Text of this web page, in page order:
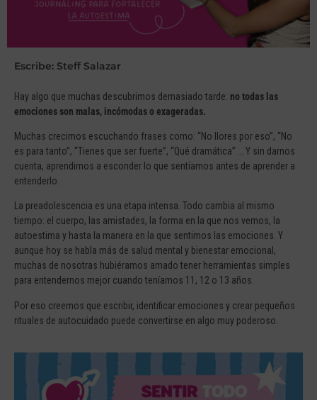
Escribe: Steff Salazar
Hay algo que muchas descubrimos demasiado tarde: no todas las
emociones son malas, incómodas o exageradas.
Muchas crecimos escuchando frases como: “No llores por eso”, “No
es para tanto”, “Tienes que ser fuerte”, “Qué dramática” … Y sin darnos
cuenta, aprendimos a esconder lo que sentíamos antes de aprender a
entenderlo.
La preadolescencia es una etapa intensa. Todo cambia al mismo
tiempo: el cuerpo, las amistades, la forma en la que nos vemos, la
autoestima y hasta la manera en la que sentimos las emociones. Y
aunque hoy se habla más de salud mental y bienestar emocional,
muchas de nosotras hubiéramos amado tener herramientas simples
para entendernos mejor cuando teníamos 11, 12 o 13 años.
Por eso creemos que escribir, identificar emociones y crear pequeños
rituales de autocuidado puede convertirse en algo muy poderoso.